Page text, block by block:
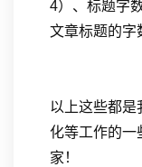
4）、标题字
文章标题的字
以上这些都是
化等工作的一
家！